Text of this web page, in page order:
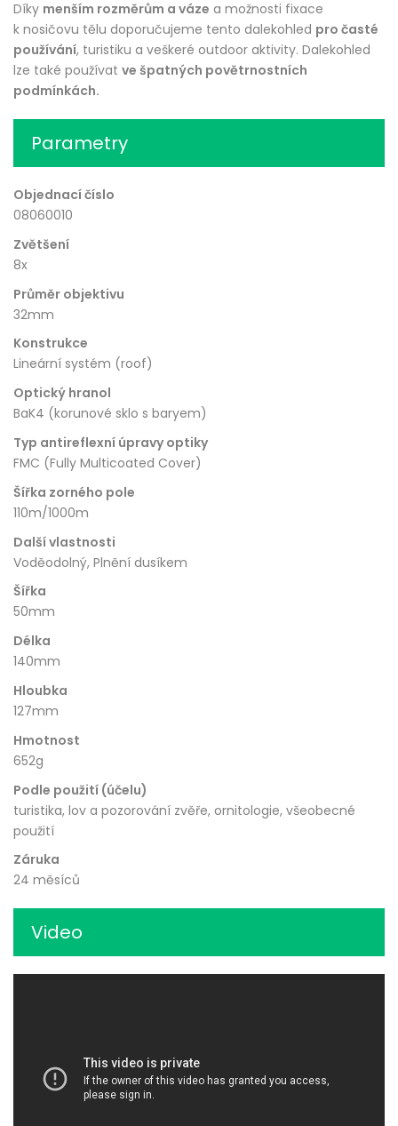
Díky menším rozměrům a váze a možnosti fixace
k nosičovu tělu doporučujeme tento dalekohled pro časté
používání, turistiku a veškeré outdoor aktivity. Dalekohled
lze také používat ve špatných povětrnostních
podmínkách.
Parametry
Objednací číslo
08060010
Zvětšení
8x
Průměr objektivu
32mm
Konstrukce
Lineární systém (roof)
Optický hranol
BaK4 (korunové sklo s baryem)
Typ antireflexní úpravy optiky
FMC (Fully Multicoated Cover)
Šířka zorného pole
110m/1000m
Další vlastnosti
Voděodolný, Plnění dusíkem
Šířka
50mm
Délka
140mm
Hloubka
127mm
Hmotnost
652g
Podle použití (účelu)
turistika, lov a pozorování zvěře, ornitologie, všeobecné
použití
Záruka
24 měsíců
Video